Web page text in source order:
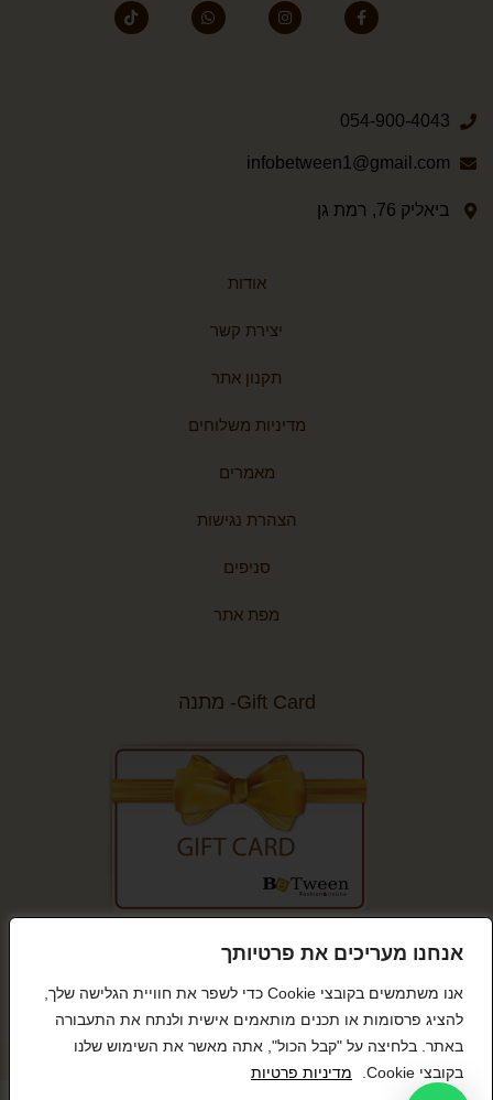
אנחנו מעריכים את פרטיותך
אנו משתמשים בקובצי Cookie כדי לשפר את חוויית הגלישה שלך,
להציג פרסומות או תכנים מותאמים אישית ולנתח את התעבורה
באתר. בלחיצה על "קבל הכול", אתה מאשר את השימוש שלנו
בקובצי Cookie.
מדיניות פרטיות
054-900-4043
infobetween1@gmail.com
ביאליק 76, רמת גן
אודות
יצירת קשר
תקנון אתר
מדיניות משלוחים
מאמרים
הצהרת נגישות
סניפים
מפת אתר
Gift Card- מתנה
קנייה מאובטחת